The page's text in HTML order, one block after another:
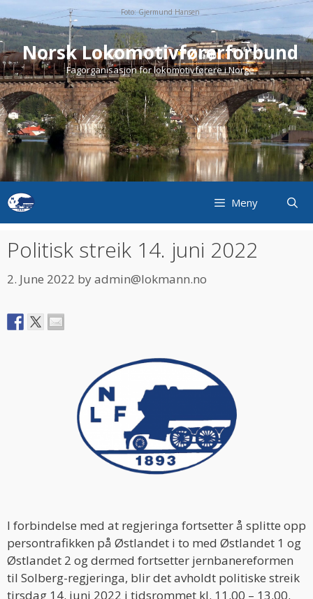
to
content
Foto: Gjermund Hansen
Norsk Lokomotivførerforbund
Fagorganisasjon for lokomotivførere i Norge
Meny
Politisk streik 14. juni 2022
2. June 2022 byadmin@lokmann.no
I forbindelse med at regjeringa fortsetter å splitte opp
persontrafikken på Østlandet i to med Østlandet 1 og
Østlandet 2 og dermed fortsetter jernbanereformen
til Solberg-regjeringa, blir det avholdt politiske streik
tirsdag 14. juni 2022 i tidsrommet kl. 11.00 – 13.00.